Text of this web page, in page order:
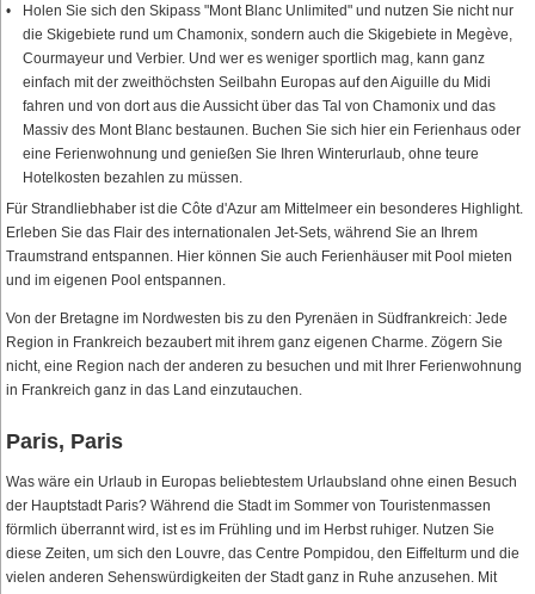
Holen Sie sich den Skipass "Mont Blanc Unlimited" und nutzen Sie nicht nur
die Skigebiete rund um Chamonix, sondern auch die Skigebiete in Megève,
Courmayeur und Verbier. Und wer es weniger sportlich mag, kann ganz
einfach mit der zweithöchsten Seilbahn Europas auf den Aiguille du Midi
fahren und von dort aus die Aussicht über das Tal von Chamonix und das
Massiv des Mont Blanc bestaunen. Buchen Sie sich hier ein Ferienhaus oder
eine Ferienwohnung und genießen Sie Ihren Winterurlaub, ohne teure
Hotelkosten bezahlen zu müssen.
Für Strandliebhaber ist die Côte d'Azur am Mittelmeer ein besonderes Highlight.
Erleben Sie das Flair des internationalen Jet-Sets, während Sie an Ihrem
Traumstrand entspannen. Hier können Sie auch Ferienhäuser mit Pool mieten
und im eigenen Pool entspannen.
Von der Bretagne im Nordwesten bis zu den Pyrenäen in Südfrankreich: Jede
Region in Frankreich bezaubert mit ihrem ganz eigenen Charme. Zögern Sie
nicht, eine Region nach der anderen zu besuchen und mit Ihrer Ferienwohnung
in Frankreich ganz in das Land einzutauchen.
Paris, Paris
Was wäre ein Urlaub in Europas beliebtestem Urlaubsland ohne einen Besuch
der Hauptstadt Paris? Während die Stadt im Sommer von Touristenmassen
förmlich überrannt wird, ist es im Frühling und im Herbst ruhiger. Nutzen Sie
diese Zeiten, um sich den Louvre, das Centre Pompidou, den Eiffelturm und die
vielen anderen Sehenswürdigkeiten der Stadt ganz in Ruhe anzusehen. Mit